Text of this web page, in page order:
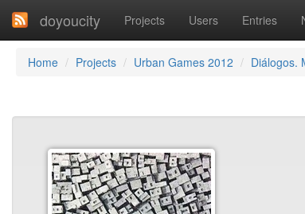
doyoucity Projects Users Entries
Home Projects Urban Games 2012 Diálogos.